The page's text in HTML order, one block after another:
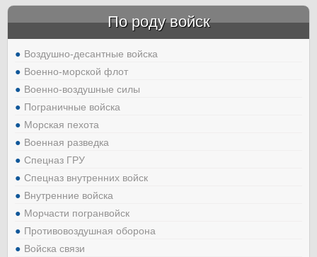
По роду войск
Воздушно-десантные войска
Военно-морской флот
Военно-воздушные силы
Пограничные войска
Морская пехота
Военная разведка
Спецназ ГРУ
Спецназ внутренних войск
Внутренние войска
Морчасти погранвойск
Противовоздушная оборона
Войска связи